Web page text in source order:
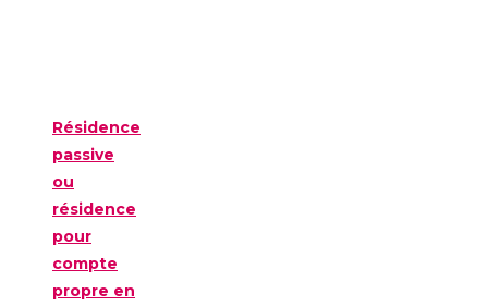
Résidence
passive
ou
résidence
pour
compte
propre en